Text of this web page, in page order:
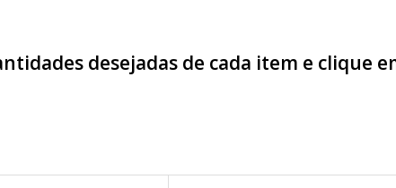
desejadas de cada item e clique